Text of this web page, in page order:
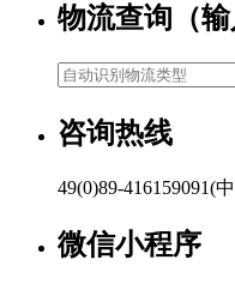
物流查询（输
咨询热线
49(0)89-416159091(
微信小程序